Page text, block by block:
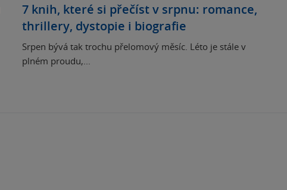
7 knih, které si přečíst v srpnu: romance,
thrillery, dystopie i biografie
Srpen bývá tak trochu přelomový měsíc. Léto je stále v
plném proudu,...